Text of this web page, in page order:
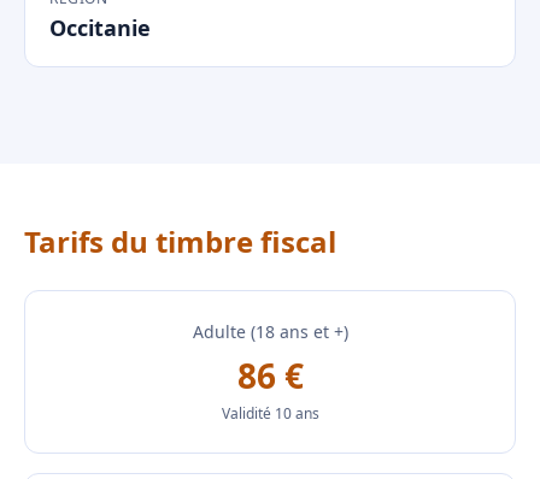
Occitanie
Tarifs du timbre fiscal
Adulte (18 ans et +)
86 €
Validité 10 ans